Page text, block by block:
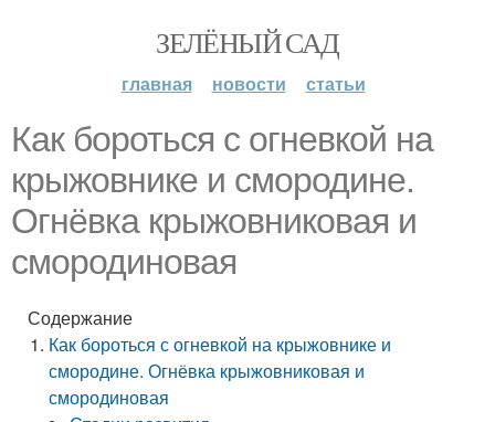
ЗЕЛЁНЫЙ САД
главная новости статьи
Как бороться с огневкой на
крыжовнике и смородине.
Огнёвка крыжовниковая и
смородиновая
Содержание
Как бороться с огневкой на крыжовнике и
смородине. Огнёвка крыжовниковая и
смородиновая